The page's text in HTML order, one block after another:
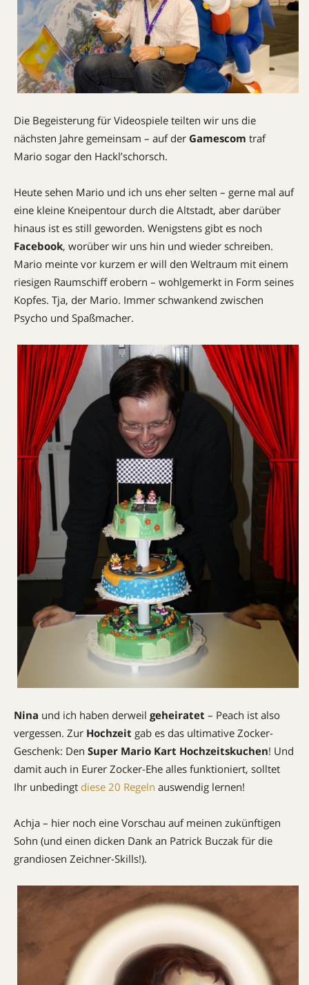
Die Begeisterung für Videospiele teilten wir uns die
nächsten Jahre gemeinsam – auf der Gamescom traf
Mario sogar den Hackl’schorsch.
Heute sehen Mario und ich uns eher selten – gerne mal auf
eine kleine Kneipentour durch die Altstadt, aber darüber
hinaus ist es still geworden. Wenigstens gibt es noch
Facebook, worüber wir uns hin und wieder schreiben.
Mario meinte vor kurzem er will den Weltraum mit einem
riesigen Raumschiff erobern – wohlgemerkt in Form seines
Kopfes. Tja, der Mario. Immer schwankend zwischen
Psycho und Spaßmacher.
Nina und ich haben derweil geheiratet – Peach ist also
vergessen. Zur Hochzeit gab es das ultimative Zocker-
Geschenk: Den Super Mario Kart Hochzeitskuchen! Und
damit auch in Eurer Zocker-Ehe alles funktioniert, solltet
Ihr unbedingt diese 20 Regeln auswendig lernen!
Achja – hier noch eine Vorschau auf meinen zukünftigen
Sohn (und einen dicken Dank an Patrick Buczak für die
grandiosen Zeichner-Skills!).